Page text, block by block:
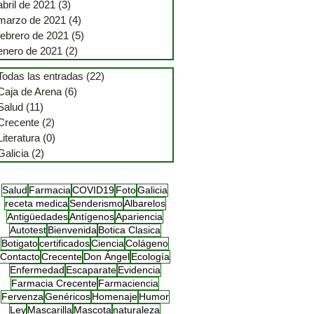
de 2021 (3)
de 2021 (4)
de 2021 (5)
de 2021 (2)
las entradas (22)
de Arena (6)
(11)
(2)
(0)
(2)
Salud FarmaciaCOVID19FotoGalicia
receta medicaSenderismoAlbarelos
AntigüedadesAntígenosApariencia
Autotest Bienvenida Botica Clasica
BotigatocertificadosCienciaColágeno
ContactoCrecenteDon ÁngelEcología
Enfermedad Escaparate Evidencia
Farmacia CrecenteFarmaciencia
FervenzaGenéricos Homenaje Humor
LeyMascarilla Mascota naturaleza